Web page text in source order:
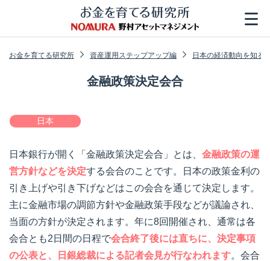
お金を育てる研究所 資産運用ステップアップ編 日本の経済動向を知る
金融政策決定会合
日本
日本銀行が開く「金融政策決定会合」とは、 金融政策の運
営方針などを決定する会合のことです。日本の政策金利の
引き上げや引き下げなどはこの会合を通じて決定します。
主に金融市場の調節方針や金融政策手段などが議論され、
当面の方針が決定されます。年に8回開催され、通常は各
会合とも2日間の日程で会合終了後には直ちに、決定事項
の公表と、日銀総裁による記者会見が行なわれます。会合